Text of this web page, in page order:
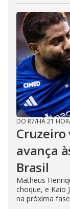
DO R7/HÁ 21
Cruzeiro
avança
Brasil
Matheus
choque, e Kaio
na próxima fase